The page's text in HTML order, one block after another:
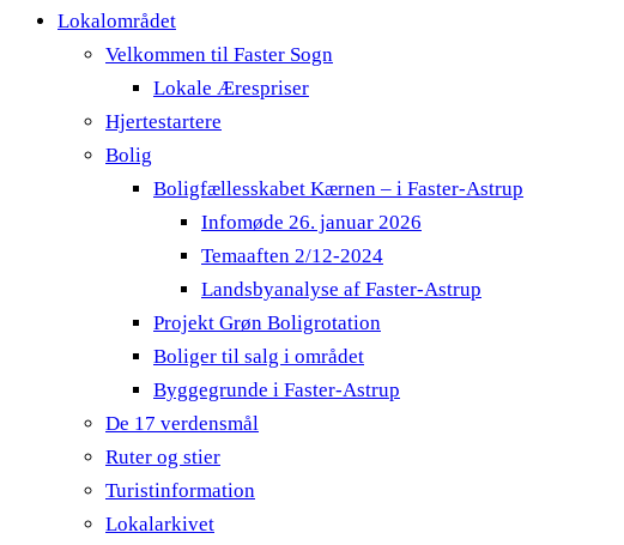
Lokalområdet
Velkommen til Faster Sogn
Lokale Ærespriser
Hjertestartere
Bolig
Boligfællesskabet Kærnen – i Faster-Astrup
Infomøde 26. januar 2026
Temaaften 2/12-2024
Landsbyanalyse af Faster-Astrup
Projekt Grøn Boligrotation
Boliger til salg i området
Byggegrunde i Faster-Astrup
De 17 verdensmål
Ruter og stier
Turistinformation
Lokalarkivet